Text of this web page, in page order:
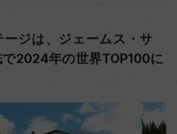
ージは、ジェームス・サ
2024年の世界TOP100に